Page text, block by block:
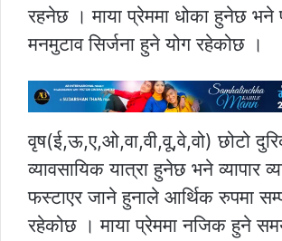
रहनेछ । माया प्रेममा धोका हुनेछ भने
मनमुटाव सिर्जना हुने योग रहेकोछ ।
वृष(ई,ऊ,ए,ओ,वा,वी,वू,वे,वो) छोटो
व्यावसायिक यात्रा हुनेछ भने व्यापार
फस्टाएर जाने हुनाले आर्थिक रुपमा
रहेकोछ । माया प्रेममा नजिक हुने